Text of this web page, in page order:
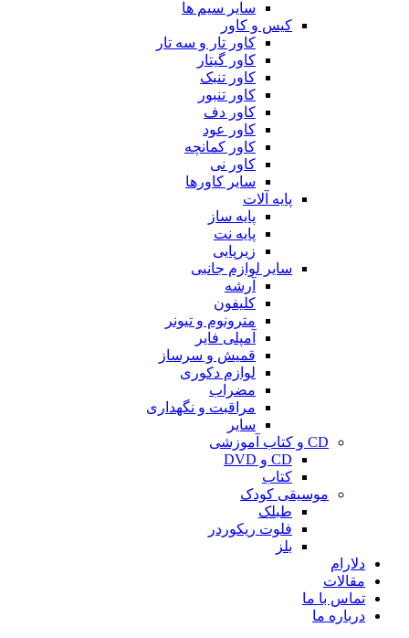
سایر سیم ها
کیس و کاور
کاور تار و سه تار
کاور گیتار
کاور تنبک
کاور تنبور
کاور دف
کاور عود
کاور کمانچه
کاور نی
سایر کاورها
پایه آلات
پایه ساز
پایه نت
زیرپایی
سایر لوازم جانبی
آرشه
کلیفون
مترونوم و تیونر
آمپلی فایر
قمیش و سرساز
لوازم دکوری
مضراب
مراقبت و نگهداری
سایر
CD و کتاب آموزشی
CD و DVD
کتاب
موسیقی کودک
طبلک
فلوت ریکوردر
بلز
دلارام
مقالات
تماس با ما
درباره ما